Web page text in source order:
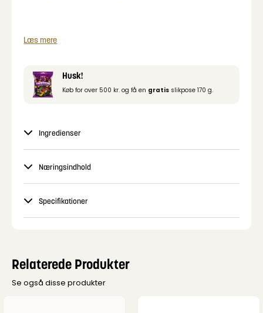
Læs mere
Husk!
Køb for over 500 kr. og få en gratis slikpose 170 g.
Ingredienser
Næringsindhold
Specifikationer
Relaterede Produkter
Se også disse produkter